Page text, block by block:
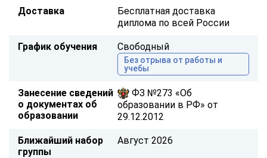
Доставка
Бесплатная доставка
диплома по всей России
График обучения Свободный
Без отрыва от работы и
учебы
Занесение сведений
о документах об
образовании
ФЗ №273 «Об
образовании в РФ» от
29.12.2012
Ближайший набор
группы
Август 2026